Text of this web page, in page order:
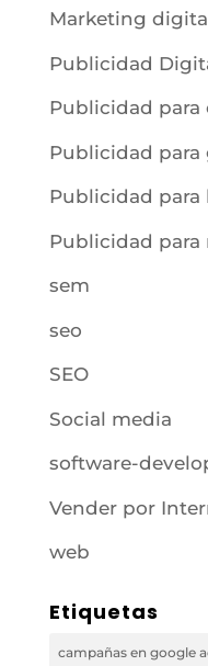
Marketing
Publicidad
Publicidad para
Publicidad para
Publicidad para
Publicidad
sem
seo
SEO
Social media
software-
Vender por
web
Etiquetas
campañas en google